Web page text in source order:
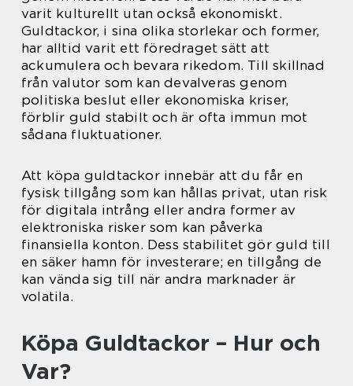
varit kulturellt utan också ekonomiskt.
Guldtackor, i sina olika storlekar och former,
har alltid varit ett föredraget sätt att
ackumulera och bevara rikedom. Till skillnad
från valutor som kan devalveras genom
politiska beslut eller ekonomiska kriser,
förblir guld stabilt och är ofta immun mot
sådana fluktuationer.
Att köpa guldtackor innebär att du får en
fysisk tillgång som kan hållas privat, utan risk
för digitala intrång eller andra former av
elektroniska risker som kan påverka
finansiella konton. Dess stabilitet gör guld till
en säker hamn för investerare; en tillgång de
kan vända sig till när andra marknader är
volatila.
Köpa Guldtackor – Hur och
Var?